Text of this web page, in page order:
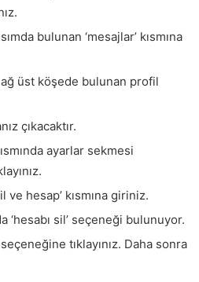
bulunan ‘mesajlar’ kısmına
üst köşede bulunan profil
çıkacaktır.
ayarlar sekmesi
ve hesap’ kısmına giriniz.
‘hesabı sil’ seçeneği bulunuyor.
tıklayınız. Daha sonra